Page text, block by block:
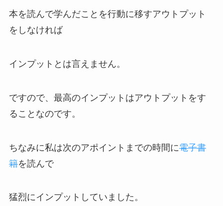
本を読んで学んだことを行動に移すアウトプット
をしなければ
インプットとは言えません。
ですので、最高のインプットはアウトプットをす
ることなのです。
ちなみに私は次のアポイントまでの時間に電子書
籍を読んで
猛烈にインプットしていました。